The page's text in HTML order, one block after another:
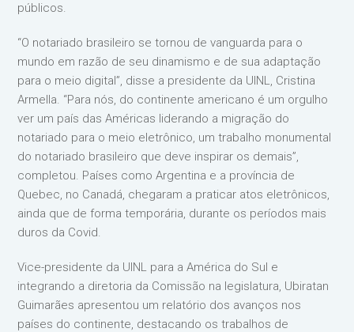
públicos.
“O notariado brasileiro se tornou de vanguarda para o
mundo em razão de seu dinamismo e de sua adaptação
para o meio digital”, disse a presidente da UINL, Cristina
Armella. “Para nós, do continente americano é um orgulho
ver um país das Américas liderando a migração do
notariado para o meio eletrônico, um trabalho monumental
do notariado brasileiro que deve inspirar os demais”,
completou. Países como Argentina e a província de
Quebec, no Canadá, chegaram a praticar atos eletrônicos,
ainda que de forma temporária, durante os períodos mais
duros da Covid.
Vice-presidente da UINL para a América do Sul e
integrando a diretoria da Comissão na legislatura, Ubiratan
Guimarães apresentou um relatório dos avanços nos
países do continente, destacando os trabalhos de